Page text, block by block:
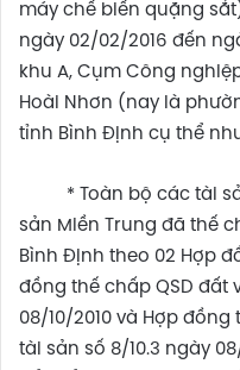
máy chế biến quặng
ngày 02/02/2016 đến
khu A, Cụm Công
Hoài Nhơn (nay là
tỉnh Bình Định cụ thể
* Toàn bộ các tài
sản Miền Trung đã thế
Bình Định theo 02 Hợp
đồng thế chấp QSD đất
08/10/2010 và Hợp
tài sản số 8/10.3 ngày